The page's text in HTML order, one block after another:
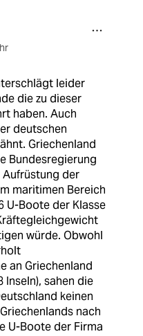
leider
die zu dieser
haben. Auch
deutschen
Griechenland
Bundesregierung
der
maritimen Bereich
U-Boote der Klasse
würde. Obwohl
an Griechenland
Inseln), sahen die
keinen
nach
U-Boote der Firma